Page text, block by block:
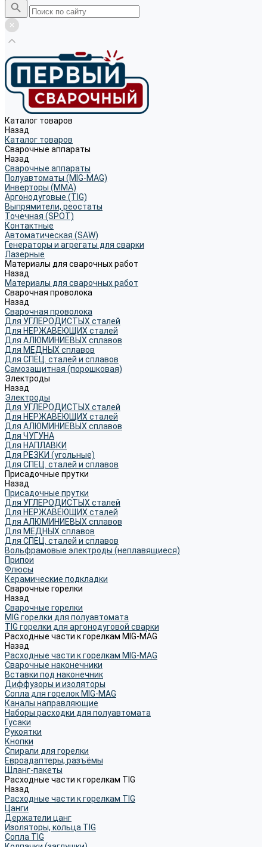
Каталог товаров
Назад
Каталог товаров
Сварочные аппараты
Назад
Сварочные аппараты
Полуавтоматы (MIG-MAG)
Инверторы (MMA)
Аргонодуговые (TIG)
Выпрямители, реостаты
Точечная (SPOT)
Контактные
Автоматическая (SAW)
Генераторы и агрегаты для сварки
Лазерные
Материалы для сварочных работ
Назад
Материалы для сварочных работ
Сварочная проволока
Назад
Сварочная проволока
Для УГЛЕРОДИСТЫХ сталей
Для НЕРЖАВЕЮЩИХ сталей
Для АЛЮМИНИЕВЫХ сплавов
Для МЕДНЫХ сплавов
Для СПЕЦ. сталей и сплавов
Самозащитная (порошковая)
Электроды
Назад
Электроды
Для УГЛЕРОДИСТЫХ сталей
Для НЕРЖАВЕЮЩИХ сталей
Для АЛЮМИНИЕВЫХ сплавов
Для ЧУГУНА
Для НАПЛАВКИ
Для РЕЗКИ (угольные)
Для СПЕЦ. сталей и сплавов
Присадочные прутки
Назад
Присадочные прутки
Для УГЛЕРОДИСТЫХ сталей
Для НЕРЖАВЕЮЩИХ сталей
Для АЛЮМИНИЕВЫХ сплавов
Для МЕДНЫХ сплавов
Для СПЕЦ. сталей и сплавов
Вольфрамовые электроды (неплавящиеся)
Припои
Флюсы
Керамические подкладки
Сварочные горелки
Назад
Сварочные горелки
MIG горелки для полуавтомата
TIG горелки для аргонодуговой сварки
Расходные части к горелкам MIG-MAG
Назад
Расходные части к горелкам MIG-MAG
Сварочные наконечники
Вставки под наконечник
Диффузоры и изоляторы
Сопла для горелок MIG-MAG
Каналы направляющие
Наборы расходки для полуавтомата
Гусаки
Рукоятки
Кнопки
Спирали для горелки
Евроадаптеры, разъёмы
Шланг-пакеты
Расходные части к горелкам TIG
Назад
Расходные части к горелкам TIG
Цанги
Держатели цанг
Изоляторы, кольца TIG
Сопла TIG